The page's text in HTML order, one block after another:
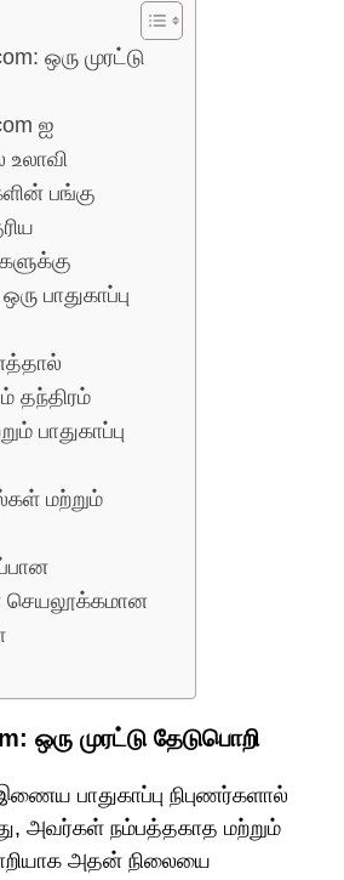
ஒரு முரட்டு
ஐ
உலாவி
பங்கு
பாதுகாப்பு
தந்திரம்
பாதுகாப்பு
மற்றும்
செயலூக்கமான
ஒரு முரட்டு தேடுபொறி
பாதுகாப்பு நிபுணர்களால்
அவர்கள் நம்பத்தகாத மற்றும்
அதன் நிலையை